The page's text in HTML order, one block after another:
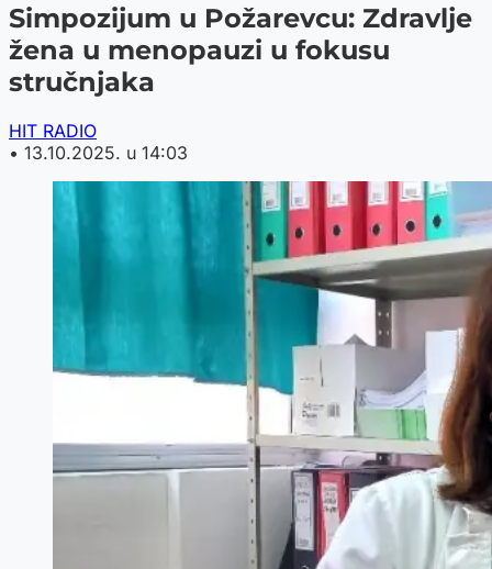
Simpozijum u Požarevcu: Zdravlje
žena u menopauzi u fokusu
stručnjaka
HIT RADIO
• 13.10.2025. u 14:03